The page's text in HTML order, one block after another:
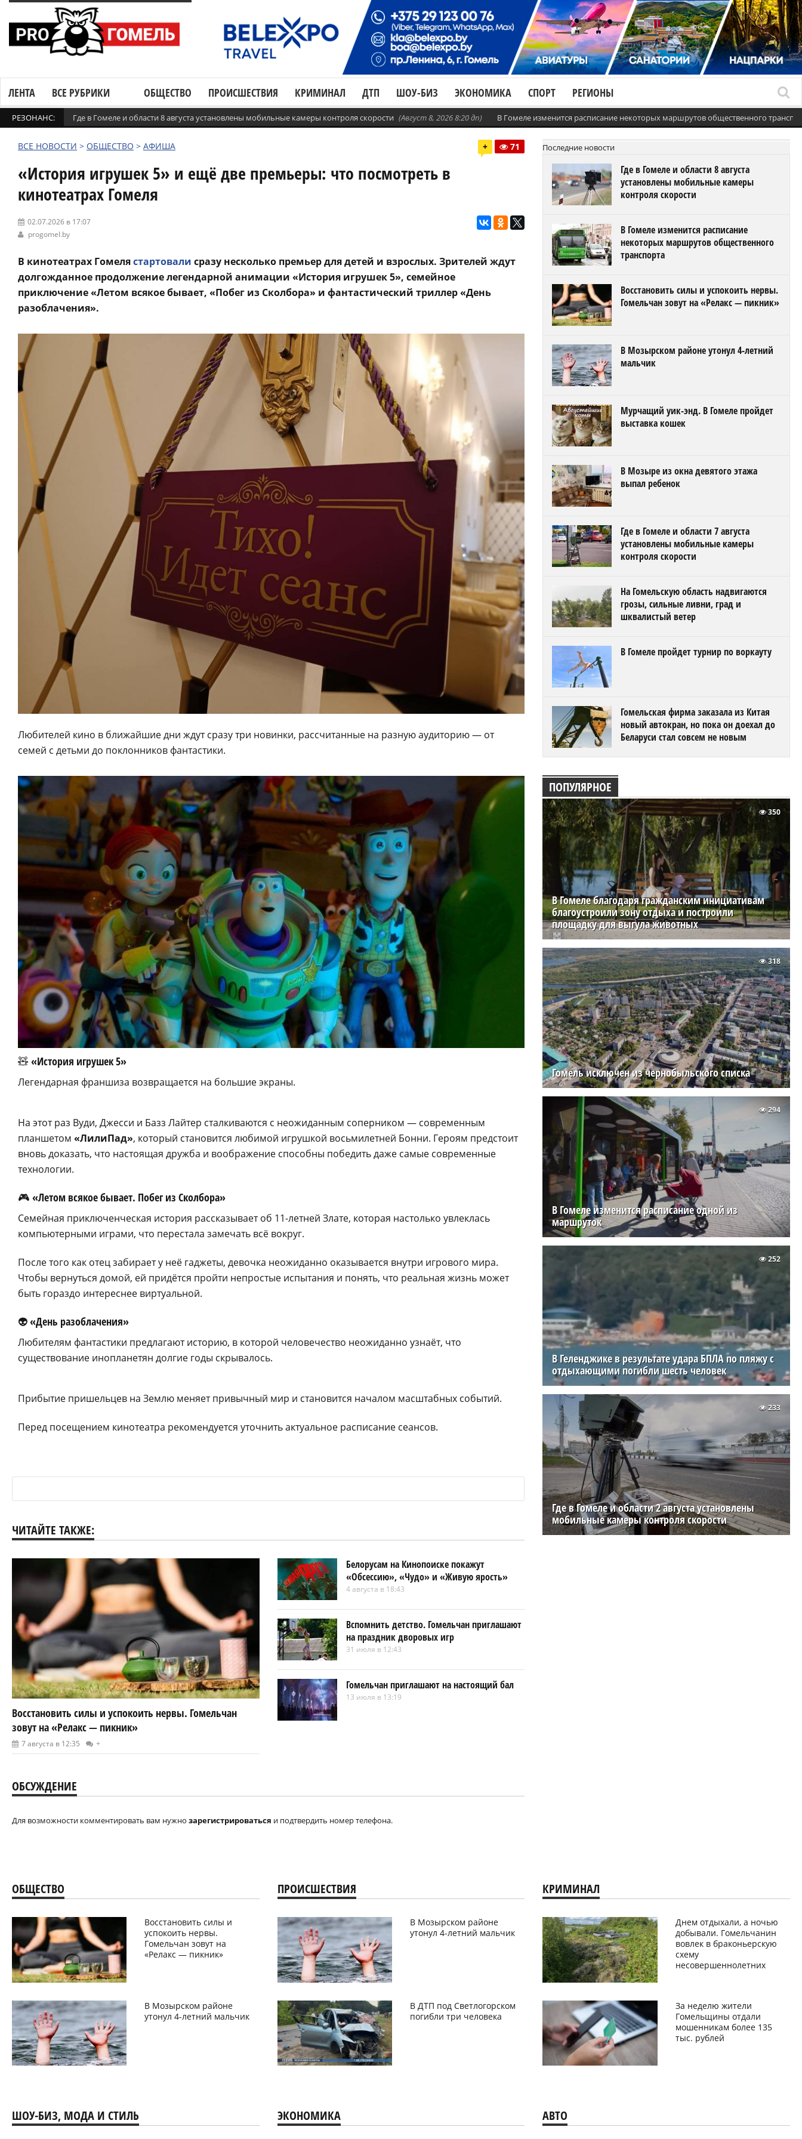
ЛЕНТА ВСЕ РУБРИКИ ОБЩЕСТВО ПРОИСШЕСТВИЯ КРИМИНАЛ ДТП ШОУ-БИЗ ЭКОНОМИКА СПОРТ РЕГИОНЫ
РЕЗОНАНС: Где в Гомеле и области 8 августа установлены мобильные камеры контроля скорости (Август 8, 2026 8:20 дп) В Гомеле изменится расписание некоторых маршрутов общественного
ВСЕ НОВОСТИ > ОБЩЕСТВО > АФИША + 71
«История игрушек 5» и ещё две премьеры: что посмотреть в
кинотеатрах Гомеля
02.07.2026 в 17:07
progomel.by
В кинотеатрах Гомелястартовали сразу несколько премьер для детей и взрослых. Зрителей ждут
долгожданное продолжение легендарной анимации «История игрушек 5», семейное
приключение «Летом всякое бывает, «Побег из Сколбора» и фантастический триллер «День
разоблачения».
Любителей кино в ближайшие дни ждут сразу три новинки, рассчитанные на разную аудиторию — от
семей с детьми до поклонников фантастики.
🧸 «История игрушек 5»
Легендарная франшиза возвращается на большие экраны.
На этот раз Вуди, Джесси и Базз Лайтер сталкиваются с неожиданным соперником — современным
планшетом «ЛилиПад», который становится любимой игрушкой восьмилетней Бонни. Героям предстоит
вновь доказать, что настоящая дружба и воображение способны победить даже самые современные
технологии.
🎮 «Летом всякое бывает. Побег из Сколбора»
Семейная приключенческая история рассказывает об 11-летней Злате, которая настолько увлеклась
компьютерными играми, что перестала замечать всё вокруг.
После того как отец забирает у неё гаджеты, девочка неожиданно оказывается внутри игрового мира.
Чтобы вернуться домой, ей придётся пройти непростые испытания и понять, что реальная жизнь может
быть гораздо интереснее виртуальной.
👽 «День разоблачения»
Любителям фантастики предлагают историю, в которой человечество неожиданно узнаёт, что
существование инопланетян долгие годы скрывалось.
Прибытие пришельцев на Землю меняет привычный мир и становится началом масштабных событий.
Перед посещением кинотеатра рекомендуется уточнить актуальное расписание сеансов.
ЧИТАЙТЕ ТАКЖЕ:
Восстановить силы и успокоить нервы. Гомельчан
зовут на «Релакс — пикник»
7 августа в 12:35 +
Белорусам на Кинопоиске покажут
«Обсессию», «Чудо» и «Живую ярость»
4 августа в 18:43
Вспомнить детство. Гомельчан приглашают
на праздник дворовых игр
31 июля в 12:43
Гомельчан приглашают на настоящий бал
13 июля в 13:19
ОБСУЖДЕНИЕ
Для возможности комментировать вам нужно зарегистрироваться и подтвердить номер телефона.
Последние новости
Где в Гомеле и области 8 августа
установлены мобильные камеры
контроля скорости
В Гомеле изменится расписание
некоторых маршрутов общественного
транспорта
Восстановить силы и успокоить нервы.
Гомельчан зовут на «Релакс — пикник»
В Мозырском районе утонул 4-летний
мальчик
Мурчащий уик-энд. В Гомеле пройдет
выставка кошек
В Мозыре из окна девятого этажа
выпал ребенок
Где в Гомеле и области 7 августа
установлены мобильные камеры
контроля скорости
На Гомельскую область надвигаются
грозы, сильные ливни, град и
шквалистый ветер
В Гомеле пройдет турнир по воркауту
Гомельская фирма заказала из Китая
новый автокран, но пока он доехал до
Беларуси стал совсем не новым
ПОПУЛЯРНОЕ
В Гомеле благодаря гражданским инициативам
благоустроили зону отдыха и построили
площадку для выгула животных
350
Гомель исключен из чернобыльского списка
318
В Гомеле изменится расписание одной из
маршруток
294
В Геленджике в результате удара БПЛА по пляжу с
отдыхающими погибли шесть человек
252
Где в Гомеле и области 2 августа установлены
мобильные камеры контроля скорости
233
ОБЩЕСТВО
Восстановить силы и
успокоить нервы.
Гомельчан зовут на
«Релакс — пикник»
В Мозырском районе
утонул 4-летний мальчик
ПРОИСШЕСТВИЯ
В Мозырском районе
утонул 4-летний мальчик
В ДТП под Светлогорском
погибли три человека
КРИМИНАЛ
Днем отдыхали, а ночью
добывали. Гомельчанин
вовлек в браконьерскую
схему
несовершеннолетних
За неделю жители
Гомельщины отдали
мошенникам более 135
тыс. рублей
ШОУ-БИЗ, МОДА И СТИЛЬ ЭКОНОМИКА АВТО